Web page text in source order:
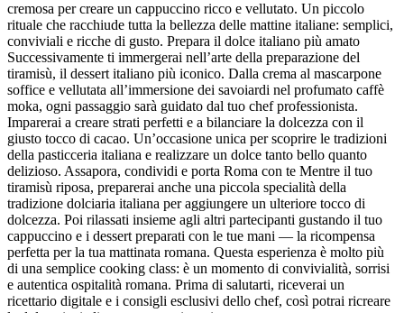
cremosa per creare un cappuccino ricco e vellutato. Un piccolo
rituale che racchiude tutta la bellezza delle mattine italiane: semplici,
conviviali e ricche di gusto. Prepara il dolce italiano più amato
Successivamente ti immergerai nell’arte della preparazione del
tiramisù, il dessert italiano più iconico. Dalla crema al mascarpone
soffice e vellutata all’immersione dei savoiardi nel profumato caffè
moka, ogni passaggio sarà guidato dal tuo chef professionista.
Imparerai a creare strati perfetti e a bilanciare la dolcezza con il
giusto tocco di cacao. Un’occasione unica per scoprire le tradizioni
della pasticceria italiana e realizzare un dolce tanto bello quanto
delizioso. Assapora, condividi e porta Roma con te Mentre il tuo
tiramisù riposa, preparerai anche una piccola specialità della
tradizione dolciaria italiana per aggiungere un ulteriore tocco di
dolcezza. Poi rilassati insieme agli altri partecipanti gustando il tuo
cappuccino e i dessert preparati con le tue mani — la ricompensa
perfetta per la tua mattinata romana. Questa esperienza è molto più
di una semplice cooking class: è un momento di convivialità, sorrisi
e autentica ospitalità romana. Prima di salutarti, riceverai un
ricettario digitale e i consigli esclusivi dello chef, così potrai ricreare